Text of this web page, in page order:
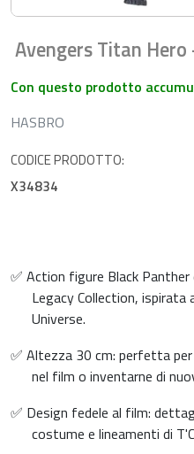
Avengers Titan
Con questo prodotto
HASBRO
CODICE PRODOTTO:
X34834
✅ Action figure Black
Legacy Collection, ispirata
Universe.
✅ Altezza 30 cm: perfetta
nel film o inventarne di
✅ Design fedele al film:
costume e lineamenti di